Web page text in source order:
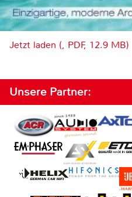
Jetzt laden (, PDF, 12.9 MB)
Unsere Partner: